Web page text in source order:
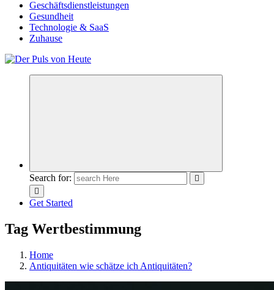
Geschäftsdienstleistungen
Gesundheit
Technologie & SaaS
Zuhause
Meldungen die Resonanz finden
Search for:
Get Started
Tag Wertbestimmung
Home
Antiquitäten wie schätze ich Antiquitäten?